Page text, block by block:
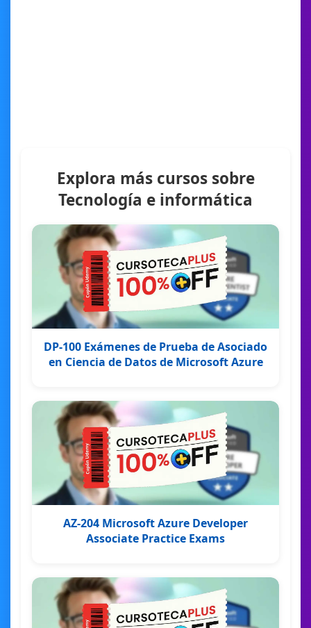
Explora más cursos sobre
Tecnología e informática
DP-100 Exámenes de Prueba de Asociado
en Ciencia de Datos de Microsoft Azure
AZ-204 Microsoft Azure Developer
Associate Practice Exams